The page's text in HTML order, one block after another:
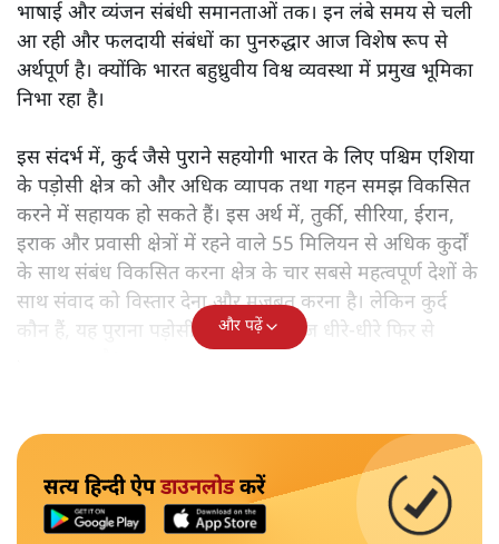
भाषाई और व्यंजन संबंधी समानताओं तक। इन लंबे समय से चली
आ रही और फलदायी संबंधों का पुनरुद्धार आज विशेष रूप से
अर्थपूर्ण है। क्योंकि भारत बहुध्रुवीय विश्व व्यवस्था में प्रमुख भूमिका
निभा रहा है।
इस संदर्भ में, कुर्द जैसे पुराने सहयोगी भारत के लिए पश्चिम एशिया
के पड़ोसी क्षेत्र को और अधिक व्यापक तथा गहन समझ विकसित
करने में सहायक हो सकते हैं। इस अर्थ में, तुर्की, सीरिया, ईरान,
इराक और प्रवासी क्षेत्रों में रहने वाले 55 मिलियन से अधिक कुर्दों
के साथ संबंध विकसित करना क्षेत्र के चार सबसे महत्वपूर्ण देशों के
साथ संवाद को विस्तार देना और मजबूत करना है। लेकिन कुर्द
कौन हैं, यह पुराना पड़ोसी जिसे भारत आज धीरे-धीरे फिर से
और पढ़ें
सत्य हिन्दी ऐपडाउनलोडकरें